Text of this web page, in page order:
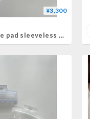
¥3,300
Fil. lace pad sleeveless (即納)2color